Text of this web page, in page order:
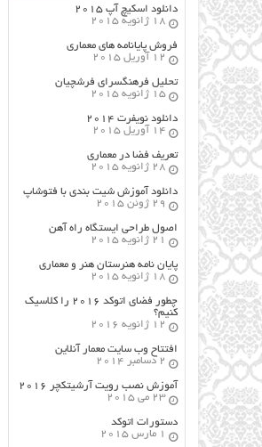
دانلود اسکیچ آپ ۲۰۱۵
18 ژانویه 2015
فروش پایانامه های معماری
12 آوریل 2015
تحلیل فرهنگسرای فرشچیان
15 ژانویه 2015
دانلود نویفرت ۲۰۱۴
14 آوریل 2015
تعریف فضا در معماری
28 ژانویه 2015
دانلود آموزش شیت بندی با فتوشاپ
29 ژوئن 2015
اصول طراحي ایستگاه راه آهن
21 ژانویه 2015
پایان نامه هنرستان هنر و معماري
18 ژانویه 2015
چطور فضای اتوکد ۲۰۱۶ را کلاسیک
کنیم؟
12 ژانویه 2016
افتتاح وب سایت معمار آنلاین
2 دسامبر 2014
آموزش نصب رویت آرشیتکچر ۲۰۱۶
23 می 2015
دستورات اتوکد
1 مارس 2015